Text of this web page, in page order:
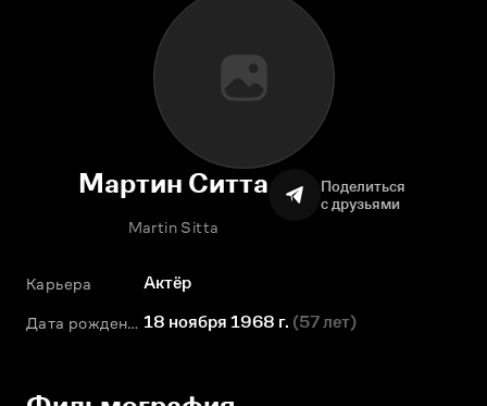
Мартин Ситта
Martin Sitta
Поделиться
с друзьями
Карьера Актёр
Дата рождения 18 ноября 1968 г. (57 лет)